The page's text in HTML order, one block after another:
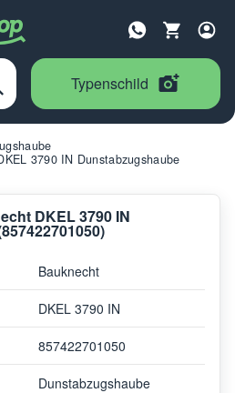
Typenschild
3790 IN Dunstabzugshaube
DKEL 3790 IN
Bauknecht
DKEL 3790 IN
857422701050
Dunstabzugshaube